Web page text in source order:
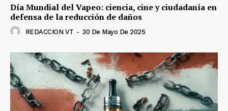
Día Mundial del Vapeo: ciencia, cine y ciudadanía en
defensa de la reducción de daños
REDACCION VT - 30 De Mayo De 2025